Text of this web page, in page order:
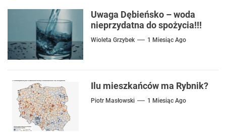
Uwaga Dębieńsko – woda
nieprzydatna do spożycia!!!
Wioleta Grzybek 1 Miesiąc Ago
Ilu mieszkańców ma Rybnik?
Piotr Masłowski 1 Miesiąc Ago